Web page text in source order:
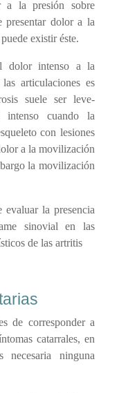
a la presión sobre
presentar dolor a la
existir éste.
dolor intenso a la
articulaciones es
suele ser leve-
intenso cuando la
con lesiones
a la movilización
la movilización
evaluar la presencia
sinovial en las
de las artritis
de corresponder a
catarrales, en
necesaria ninguna